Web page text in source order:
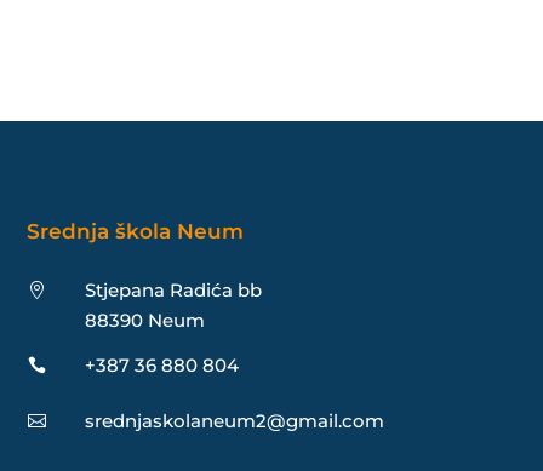
Srednja škola Neum

Stjepana Radića bb
88390 Neum
 +387 36 880 804
 srednjaskolaneum2@gmail.com